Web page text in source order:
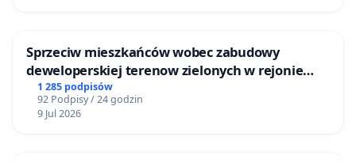
Sprzeciw mieszkańców wobec zabudowy
deweloperskiej terenow zielonych w rejonie
Bulwarów Straceńskich w Bielsku-Białej
1 285 podpisów
92 Podpisy / 24 godzin
9 Jul 2026